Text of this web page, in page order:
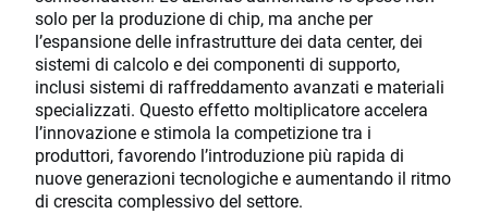
solo per la produzione di chip, ma anche per
l’espansione delle infrastrutture dei data center, dei
sistemi di calcolo e dei componenti di supporto,
inclusi sistemi di raffreddamento avanzati e materiali
specializzati. Questo effetto moltiplicatore accelera
l’innovazione e stimola la competizione tra i
produttori, favorendo l’introduzione più rapida di
nuove generazioni tecnologiche e aumentando il ritmo
di crescita complessivo del settore.